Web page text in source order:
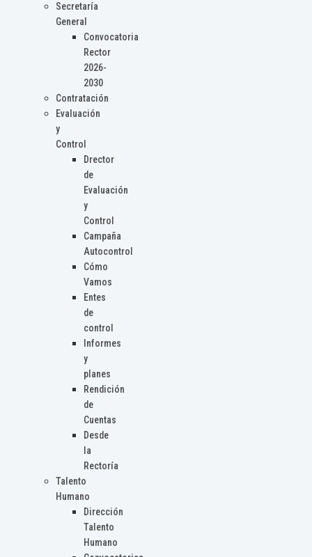
Secretaría
General
Convocatoria
Rector
2026-
2030
Contratación
Evaluación
y
Control
Drector
de
Evaluación
y
Control
Campaña
Autocontrol
Cómo
Vamos
Entes
de
control
Informes
y
planes
Rendición
de
Cuentas
Desde
la
Rectoría
Talento
Humano
Dirección
Talento
Humano